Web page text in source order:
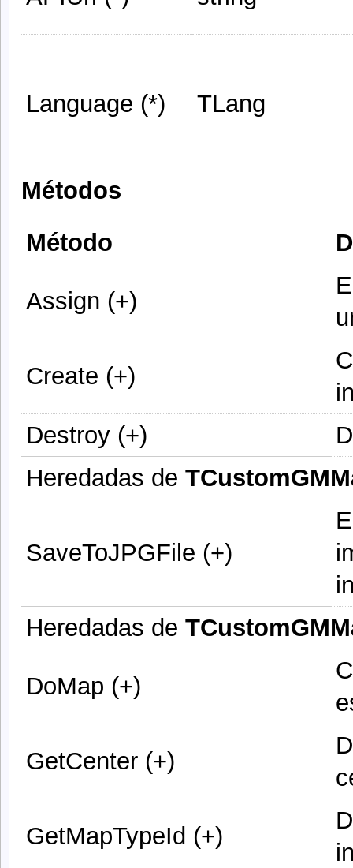
Language (*) TLang
Métodos
Método
Assign (+)
Create (+)
Destroy (+)
Heredadas de
SaveToJPGFile (+)
Heredadas de
DoMap (+)
GetCenter (+)
GetMapTypeId (+)